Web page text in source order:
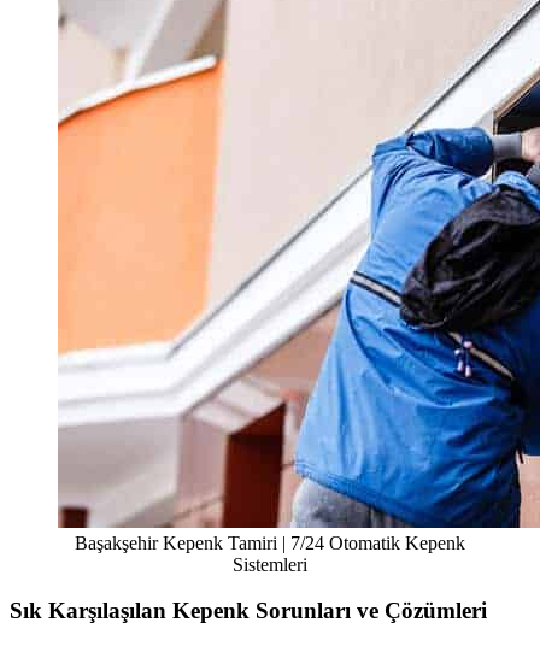
Başakşehir Kepenk Tamiri | 7/24 Otomatik Kepenk
Sistemleri
Sık Karşılaşılan Kepenk Sorunları ve Çözümleri